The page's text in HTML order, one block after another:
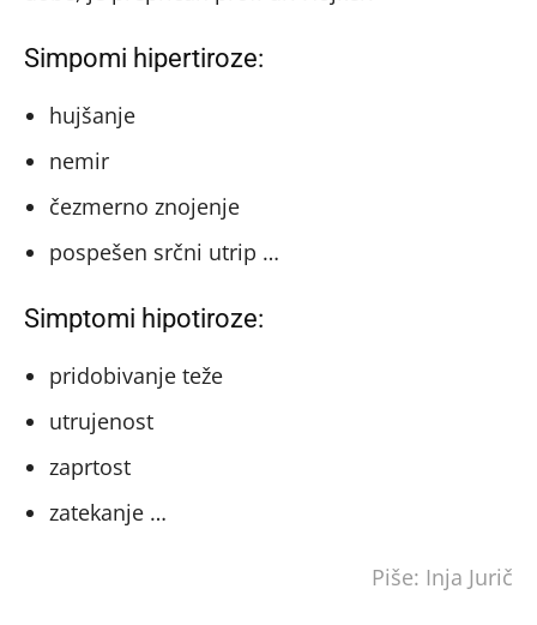
Simpomi hipertiroze:
hujšanje
nemir
čezmerno znojenje
pospešen srčni utrip …
Simptomi hipotiroze:
pridobivanje teže
utrujenost
zaprtost
zatekanje …
Piše: Inja Jurič